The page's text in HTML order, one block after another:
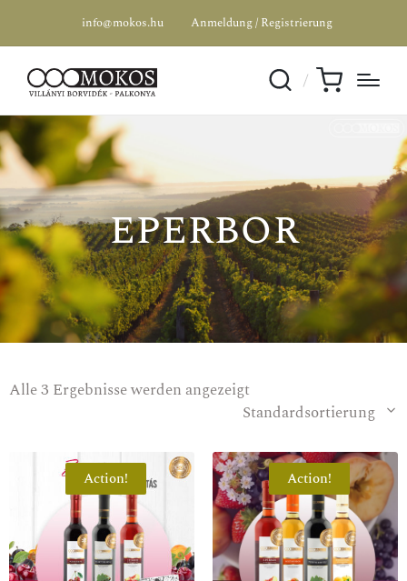
info@mokos.hu Anmeldung / Registrierung
eperbor
Alle 3 Ergebnisse werden angezeigt
Standardsortierung
SPEZIALANGEBOT
Action!
SPEZIALANGEBOT
Action!